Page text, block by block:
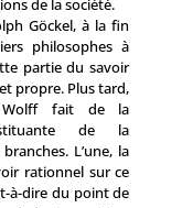
de la société.
Göckel, à la fin
philosophes à
partie du savoir
propre. Plus tard,
Wolff fait de la
de la
L’une, la
rationnel sur ce
à-dire du point de